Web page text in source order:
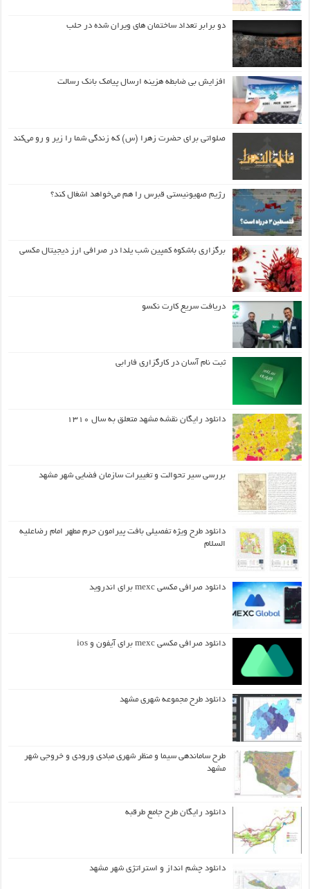
دو برابر تعداد ساختمان های ویران شده در حلب
افزایش بی ضابطه هزینه ارسال پیامک بانک رسالت
صلواتی برای حضرت زهرا (س) که زندگی شما را زیر و رو می‌کند
رژیم صهیونیستی قبرس را هم می‌خواهد اشغال کند؟
برگزاری باشکوه کمپین شب یلدا در صرافی ارز دیجیتال مکسی
دریافت سریع کارت نکسو
ثبت نام آسان در کارگزاری فارابی
دانلود رایگان نقشه مشهد متعلق به سال ۱۳۱۰
بررسی سیر تحوالت و تغییرات سازمان فضایی شهر مشهد
دانلود طرح ويژه تفصيلي بافت پيرامون حرم مطهر امام رضاعليه
السلام
دانلود صرافی مکسی mexc برای اندروید
دانلود صرافی مکسی mexc برای آیفون و ios
دانلود طرح مجموعه شهری مشهد
طرح ساماندهی سیما و منظر شهری مبادی ورودی و خروجی شهر
مشهد
دانلود رایگان طرح جامع طرقبه
دانلود چشم انداز و استراتژی شهر مشهد